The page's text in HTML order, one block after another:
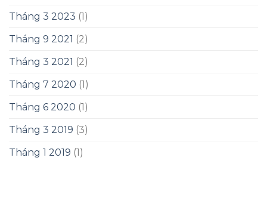
Tháng 3 2023 (1)
Tháng 9 2021 (2)
Tháng 3 2021 (2)
Tháng 7 2020 (1)
Tháng 6 2020 (1)
Tháng 3 2019 (3)
Tháng 1 2019 (1)